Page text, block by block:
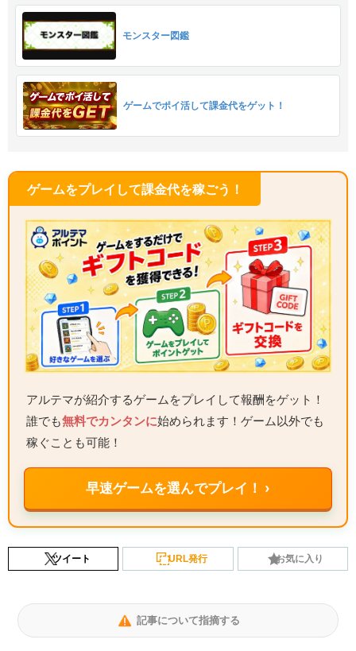
モンスター図鑑
ゲームでポイ活して課金代をゲット！
ゲームをプレイして課金代を稼ごう！
アルテマが紹介するゲームをプレイして報酬をゲット！
誰でも無料でカンタンに始められます！ゲーム以外でも
稼ぐことも可能！
早速ゲームを選んでプレイ！ ›
ツイート URL発行 お気に入り
記事について指摘する